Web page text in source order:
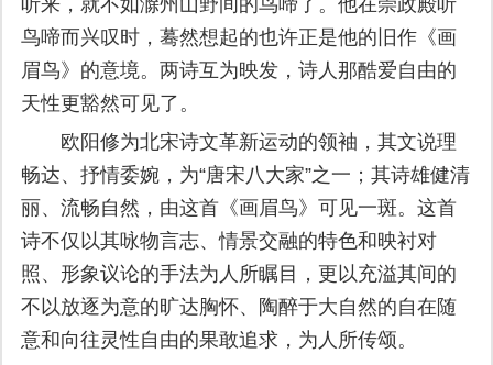
鸟啼而兴叹时，蓦然想起的也许正是他的旧作《画
眉鸟》的意境。两诗互为映发，诗人那酷爱自由的
天性更豁然可见了。
欧阳修为北宋诗文革新运动的领袖，其文说理
畅达、抒情委婉，为“唐宋八大家”之一；其诗雄健清
丽、流畅自然，由这首《画眉鸟》可见一斑。这首
诗不仅以其咏物言志、情景交融的特色和映衬对
照、形象议论的手法为人所瞩目，更以充溢其间的
不以放逐为意的旷达胸怀、陶醉于大自然的自在随
意和向往灵性自由的果敢追求，为人所传颂。